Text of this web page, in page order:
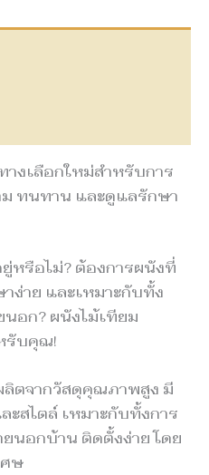
างเลือกใหม่สำหรับการ
ทนทาน และดูแลรักษา
หรือไม่? ต้องการผนังที่
ง่าย และเหมาะกับทั้ง
นอก? ผนังไม้เทียม
รับคุณ!
ลิตจากวัสดุคุณภาพสูง มี
สไตล์ เหมาะกับทั้งการ
นอกบ้าน ติดตั้งง่าย โดย
ษ